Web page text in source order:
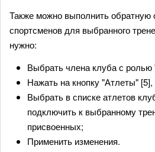
Также можно выполнить обратную
спортсменов для выбранного
нужно:
Выбрать члена клуба с ролью
Нажать на кнопку "Атлеты" [5],
Выбрать в списке атлетов
подключить к выбранному
присвоенных;
Применить изменения.